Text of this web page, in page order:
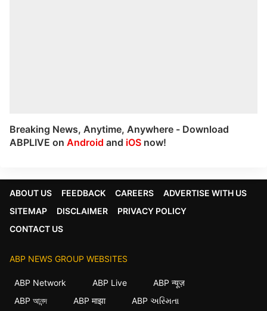
Breaking News, Anytime, Anywhere - Download
ABPLIVE on Android and iOS now!
ABOUT US FEEDBACK CAREERS
ADVERTISE WITH US
SITEMAP
DISCLAIMER
PRIVACY POLICY
CONTACT US
ABP NEWS GROUP WEBSITES
ABP Network ABP Live
ABP न्यूज़
ABP আনন্দ
ABP माझा ABP અસ્મિતા